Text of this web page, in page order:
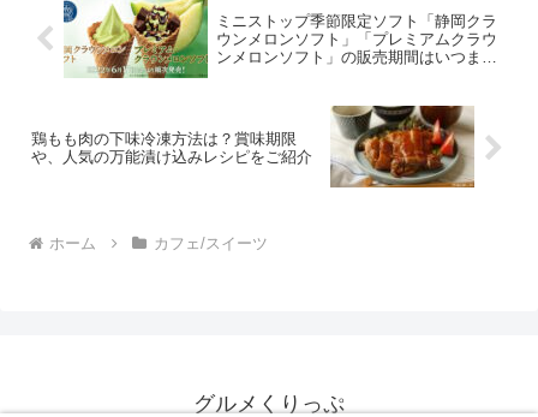
ミニストップ季節限定ソフト「静岡クラ
ウンメロンソフト」「プレミアムクラウ
ンメロンソフト」の販売期間はいつま
鶏もも肉の下味冷凍方法は？賞味期限
や、人気の万能漬け込みレシピをご紹介
ホーム カフェ/スイーツ
グルメくりっぷ